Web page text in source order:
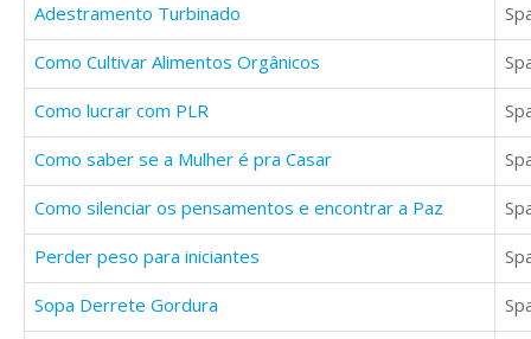
Adestramento Turbinado
Como Cultivar Alimentos Orgânicos
Como lucrar com PLR
Como saber se a Mulher é pra Casar
Como silenciar os pensamentos e encontrar a Paz
Perder peso para iniciantes
Sopa Derrete Gordura